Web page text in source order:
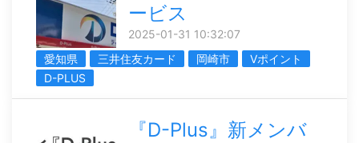
ービス
2025-01-31 10:32:07
愛知県
三井住友カード 岡崎市
Vポイント
D-PLUS
『D-Plus』新メンバ